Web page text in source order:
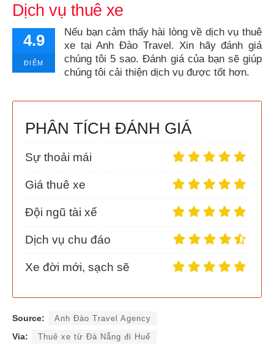
Dịch vụ thuê xe
4.9
ĐIỂM
Nếu bạn cảm thấy hài lòng về dịch vụ thuê
xe tại Anh Đào Travel. Xin hãy đánh giá
chúng tôi 5 sao. Đánh giá của bạn sẽ giúp
chúng tôi cải thiện dịch vụ được tốt hơn.
PHÂN TÍCH ĐÁNH GIÁ
Sự thoải mái
Giá thuê xe
Đội ngũ tài xế
Dịch vụ chu đáo
Xe đời mới, sạch sẽ
Source: Anh Đào Travel Agency
Via: Thuê xe từ Đà Nẵng đi Huế